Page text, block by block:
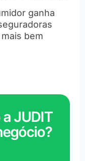
ganha
bem
JUDIT